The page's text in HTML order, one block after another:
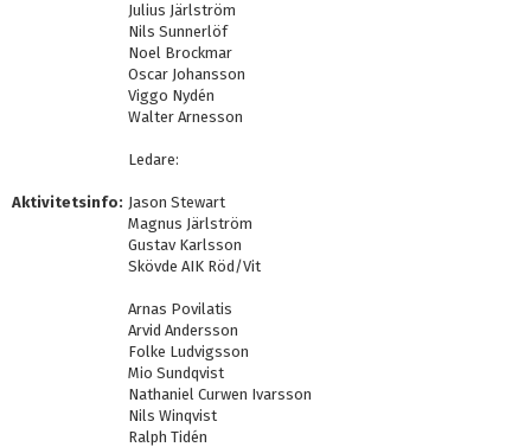
Aktivitetsinfo:
Julius Järlström
Nils Sunnerlöf
Noel Brockmar
Oscar Johansson
Viggo Nydén
Walter Arnesson
Ledare:
Jason Stewart
Magnus Järlström
Gustav Karlsson
Skövde AIK Röd/Vit
Arnas Povilatis
Arvid Andersson
Folke Ludvigsson
Mio Sundqvist
Nathaniel Curwen Ivarsson
Nils Winqvist
Ralph Tidén